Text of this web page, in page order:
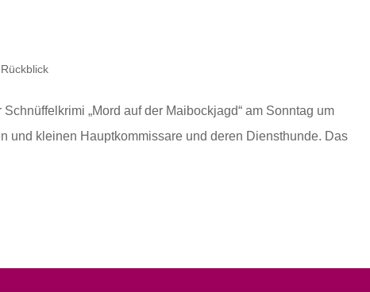
Rückblick
„Mord auf der Maibockjagd“ am Sonntag um
und kleinen Hauptkommissare und deren Diensthunde. Das